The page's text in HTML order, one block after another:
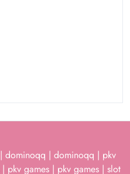
| dominoqq | dominoqq | pkv
| pkv games | pkv games | slot